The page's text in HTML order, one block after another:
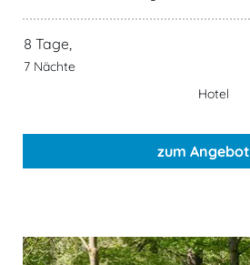
8 Tage,
7 Nächte
Hotel
zum Angebot